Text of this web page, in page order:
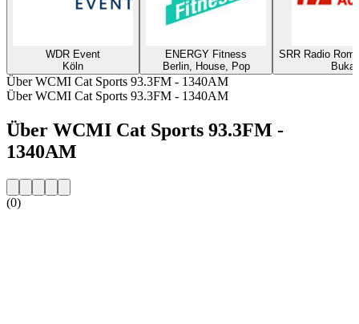
WDR Event
Köln
ENERGY Fitness
Berlin, House, Pop
SRR Radio
Über WCMI Cat Sports 93.3FM - 1340AM
Über WCMI Cat Sports 93.3FM - 1340AM
Über WCMI Cat Sports 93.3FM -
1340AM
(0)